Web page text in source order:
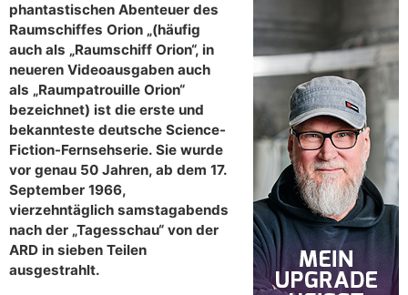
phantastischen Abenteuer des
Raumschiffes Orion „(häufig
auch als „Raumschiff Orion“, in
neueren Videoausgaben auch
als „Raumpatrouille Orion“
bezeichnet) ist die erste und
bekannteste deutsche Science-
Fiction-Fernsehserie. Sie wurde
vor genau 50 Jahren, ab dem 17.
September 1966,
vierzehntäglich samstagabends
nach der „Tagesschau“ von der
ARD in sieben Teilen
ausgestrahlt.